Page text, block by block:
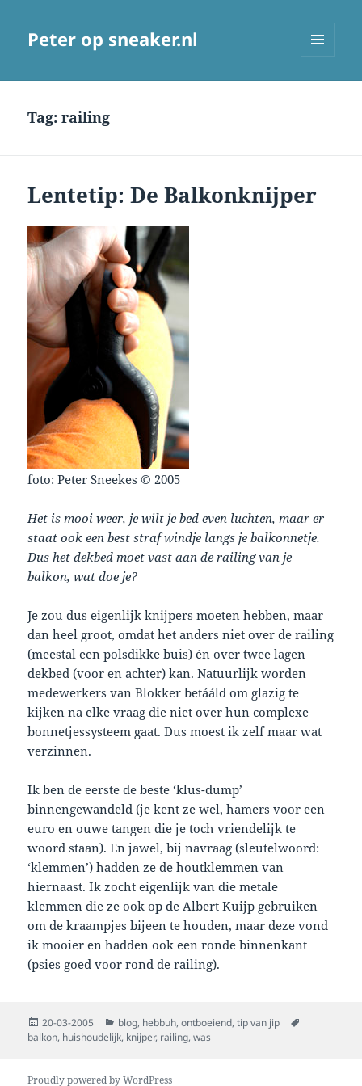
Peter op sneaker.nl
Tag:railing
Lentetip: De Balkonknijper
foto: Peter Sneekes © 2005
Het is mooi weer, je wilt je bed even luchten, maar er
staat ook een best straf windje langs je balkonnetje.
Dus het dekbed moet vast aan de railing van je
balkon, wat doe je?
Je zou dus eigenlijk knijpers moeten hebben, maar
dan heel groot, omdat het anders niet over de railing
(meestal een polsdikke buis) én over twee lagen
dekbed (voor en achter) kan. Natuurlijk worden
medewerkers van Blokker betááld om glazig te
kijken na elke vraag die niet over hun complexe
bonnetjessysteem gaat. Dus moest ik zelf maar wat
verzinnen.
Ik ben de eerste de beste ‘klus-dump’
binnengewandeld (je kent ze wel, hamers voor een
euro en ouwe tangen die je toch vriendelijk te
woord staan). En jawel, bij navraag (sleutelwoord:
‘klemmen’) hadden ze de houtklemmen van
hiernaast. Ik zocht eigenlijk van die metale
klemmen die ze ook op de Albert Kuijp gebruiken
om de kraampjes bijeen te houden, maar deze vond
ik mooier en hadden ook een ronde binnenkant
(psies goed voor rond de railing).
Posted
on
20-03-2005 Categories
blog, hebbuh,ontboeiend,tip van jip
balkon, huishoudelijk, knijper, railing,was
Proudly powered by WordPress